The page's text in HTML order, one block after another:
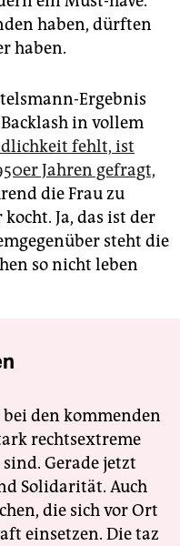
haben, dürften
haben.
Ergebnis
in vollem
fehlt, ist
Jahren gefragt,
die Frau zu
Ja, das ist der
steht die
so nicht leben
den kommenden
rechtsextreme
Gerade jetzt
Solidarität. Auch
die sich vor Ort
einsetzen. Die taz